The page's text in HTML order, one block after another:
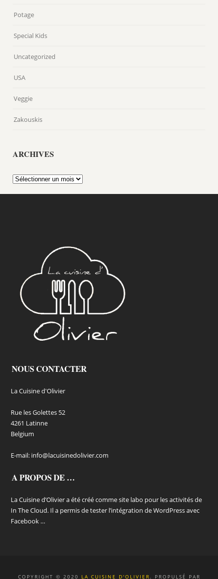
Potage
Special Kids
Uncategorized
USA
Veggie
Zakouskis
ARCHIVES
Archives
NOUS CONTACTER
La Cuisine d'Olivier
Rue les Golettes 52
4261 Latinne
Belgium
E-mail: info@lacuisinedolivier.com
A PROPOS DE …
La Cuisine d’Olivier a été créé comme site labo pour les activités de
In The Cloud. Il a permis de tester l’intégration de WordPress avec
Facebook …
COPYRIGHT © 2020 LA CUISINE D'OLIVIER . PROPULSÉ PAR